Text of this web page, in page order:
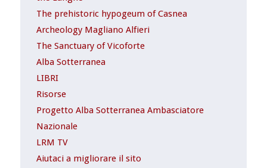
The prehistoric hypogeum of Casnea
Archeology Magliano Alfieri
The Sanctuary of Vicoforte
Alba Sotterranea
LIBRI
Risorse
Progetto Alba Sotterranea Ambasciatore
Nazionale
LRM TV
Aiutaci a migliorare il sito